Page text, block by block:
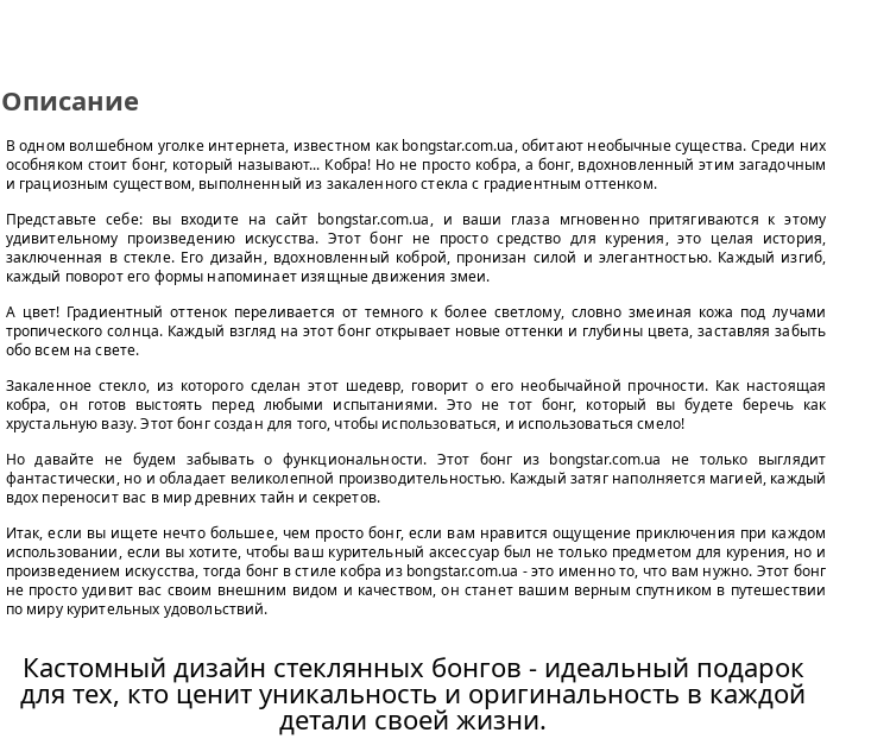
Описание
В одном волшебном уголке интернета, известном как bongstar.com.ua, обитают необычные существа. Среди них
особняком стоит бонг, который называют... Кобра! Но не просто кобра, а бонг, вдохновленный этим загадочным
и грациозным существом, выполненный из закаленного стекла с градиентным оттенком.
Представьте себе: вы входите на сайт bongstar.com.ua, и ваши глаза мгновенно притягиваются к этому
удивительному произведению искусства. Этот бонг не просто средство для курения, это целая история,
заключенная в стекле. Его дизайн, вдохновленный коброй, пронизан силой и элегантностью. Каждый изгиб,
каждый поворот его формы напоминает изящные движения змеи.
А цвет! Градиентный оттенок переливается от темного к более светлому, словно змеиная кожа под лучами
тропического солнца. Каждый взгляд на этот бонг открывает новые оттенки и глубины цвета, заставляя забыть
обо всем на свете.
Закаленное стекло, из которого сделан этот шедевр, говорит о его необычайной прочности. Как настоящая
кобра, он готов выстоять перед любыми испытаниями. Это не тот бонг, который вы будете беречь как
хрустальную вазу. Этот бонг создан для того, чтобы использоваться, и использоваться смело!
Но давайте не будем забывать о функциональности. Этот бонг из bongstar.com.ua не только выглядит
фантастически, но и обладает великолепной производительностью. Каждый затяг наполняется магией, каждый
вдох переносит вас в мир древних тайн и секретов.
Итак, если вы ищете нечто большее, чем просто бонг, если вам нравится ощущение приключения при каждом
использовании, если вы хотите, чтобы ваш курительный аксессуар был не только предметом для курения, но и
произведением искусства, тогда бонг в стиле кобра из bongstar.com.ua - это именно то, что вам нужно. Этот бонг
не просто удивит вас своим внешним видом и качеством, он станет вашим верным спутником в путешествии
по миру курительных удовольствий.
Кастомный дизайн стеклянных бонгов - идеальный подарок
для тех, кто ценит уникальность и оригинальность в каждой
детали своей жизни.